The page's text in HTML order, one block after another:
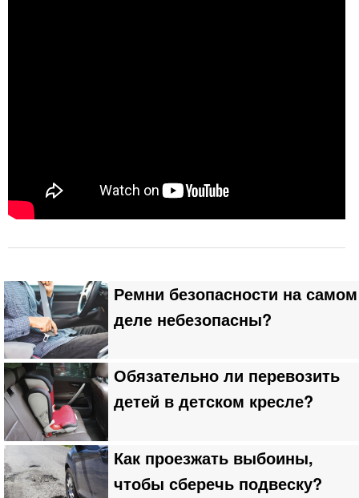
Ремни безопасности на самом
деле небезопасны?
Обязательно ли перевозить
детей в детском кресле?
Как проезжать выбоины,
чтобы сберечь подвеску?